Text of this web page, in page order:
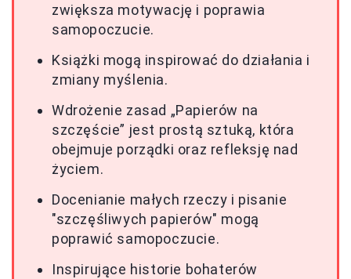
zwiększa motywację i poprawia
samopoczucie.
Książki mogą inspirować do działania i
zmiany myślenia.
Wdrożenie zasad „Papierów na
szczęście” jest prostą sztuką, która
obejmuje porządki oraz refleksję nad
życiem.
Docenianie małych rzeczy i pisanie
"szczęśliwych papierów" mogą
poprawić samopoczucie.
Inspirujące historie bohaterów